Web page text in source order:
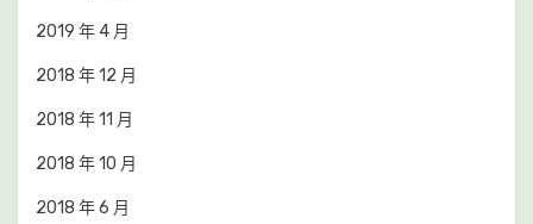
2019 年 4 月
2018 年 12 月
2018 年 11 月
2018 年 10 月
2018 年 6 月